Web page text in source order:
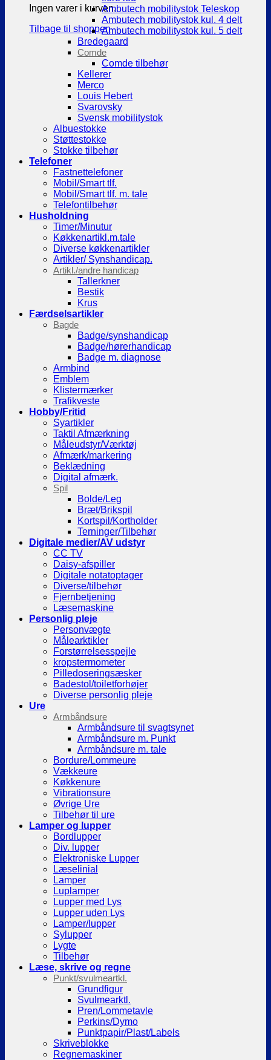
Ingen varer i kurven.
Tilbage til shoppen
Ambutech mobilitystok Teleskop
Ambutech mobilitystok kul. 4 delt
Ambutech mobilitystok kul. 5 delt
Bredegaard
Comde
Comde tilbehør
Kellerer
Merco
Louis Hebert
Svarovsky
Svensk mobilitystok
Albuestokke
Støttestokke
Stokke tilbehør
Telefoner
Fastnettelefoner
Mobil/Smart tlf.
Mobil/Smart tlf. m. tale
Telefontilbehør
Husholdning
Timer/Minutur
Køkkenartikl.m.tale
Diverse køkkenartikler
Artikler/ Synshandicap.
Artikl./andre handicap
Tallerkner
Bestik
Krus
Færdselsartikler
Bagde
Badge/synshandicap
Badge/hørerhandicap
Badge m. diagnose
Armbind
Emblem
Klistermærker
Trafikveste
Hobby/Fritid
Syartikler
Taktil Afmærkning
Måleudstyr/Værktøj
Afmærk/markering
Beklædning
Digital afmærk.
Spil
Bolde/Leg
Bræt/Brikspil
Kortspil/Kortholder
Terninger/Tilbehør
Digitale medier/AV udstyr
CC TV
Daisy-afspiller
Digitale notatoptager
Diverse/tilbehør
Fjernbetjening
Læsemaskine
Personlig pleje
Personvægte
Målearktikler
Forstørrelsesspejle
kropstermometer
Pilledoseringsæsker
Badestol/toiletforhøjer
Diverse personlig pleje
Ure
Armbåndsure
Armbåndsure til svagtsynet
Armbåndsure m. Punkt
Armbåndsure m. tale
Bordure/Lommeure
Vækkeure
Køkkenure
Vibrationsure
Øvrige Ure
Tilbehør til ure
Lamper og lupper
Bordlupper
Div. lupper
Elektroniske Lupper
Læselinial
Lamper
Luplamper
Lupper med Lys
Lupper uden Lys
Lamper/lupper
Sylupper
Lygte
Tilbehør
Læse, skrive og regne
Punkt/svulmeartkl.
Grundfigur
Svulmearktl.
Pren/Lommetavle
Perkins/Dymo
Punktpapir/Plast/Labels
Skriveblokke
Regnemaskiner